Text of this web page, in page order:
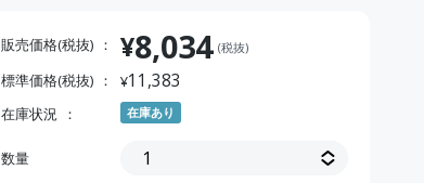
販売価格(税抜) ¥8,034 (税抜)
標準価格(税抜) ¥11,383
在庫状況 在庫あり
数量